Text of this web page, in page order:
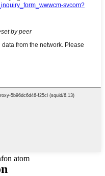
atom